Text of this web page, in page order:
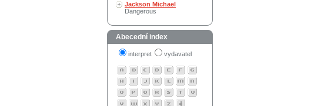
Jackson Michael
Dangerous
Abecední index
interpret vydavatel